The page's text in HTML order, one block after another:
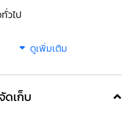
วไป
ดูเพิ่มเติม
ดเก็บ